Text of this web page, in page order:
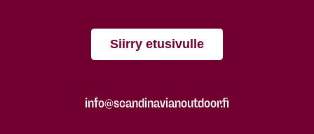
Siirry etusivulle
info@scandinavianoutdoor.fi